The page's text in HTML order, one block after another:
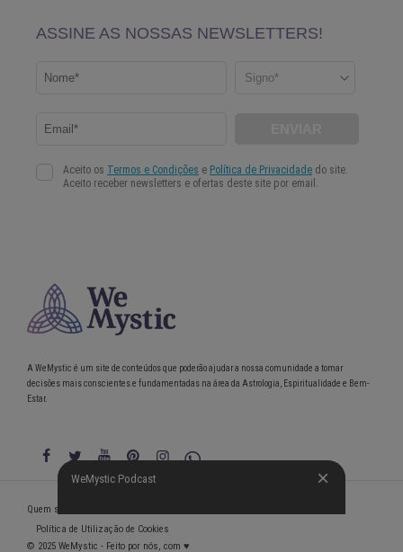
WeMystic Podcast
A WeMystic é um site de conteúdos que poderão ajudar a nossa comunidade a tomar
decisões mais conscientes e fundamentadas na área da Astrologia, Espiritualidade e Bem-
Estar.
WeMystic Podcast
Quem somos
Política de Utilização de Cookies
© 2025 WeMystic - Feito por nós, com ♥